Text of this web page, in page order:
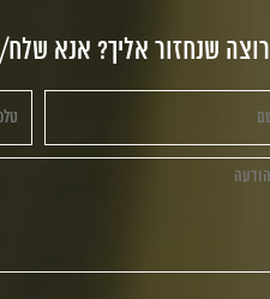
רוצה שנחזור אליך? אנא